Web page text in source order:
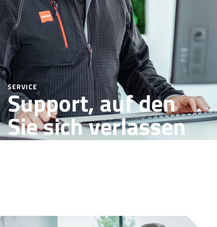
SERVICE
Support, auf den
Sie sich verlassen
können